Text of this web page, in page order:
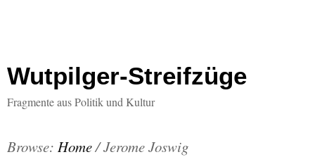
Wutpilger-Streifzüge
Fragmente aus Politik und Kultur
Browse: Home/Jerome Joswig